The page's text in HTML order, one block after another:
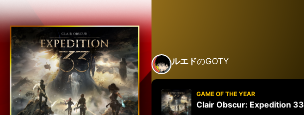
ルエドのGOTY
GAME OF THE YEAR
Clair Obscur: Expedition 33